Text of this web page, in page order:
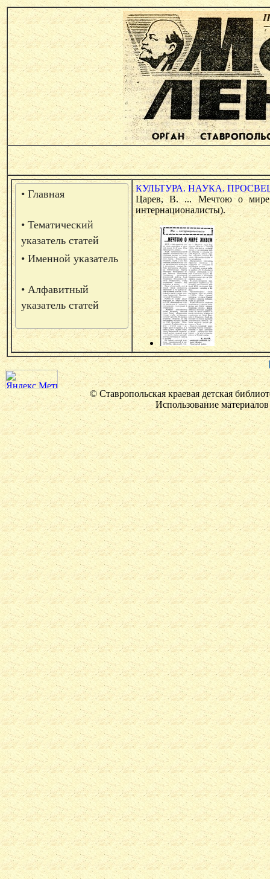
• Главная
• Тематический
указатель статей
• Именной указатель
• Алфавитный
указатель статей
КУЛЬТУРА. НАУКА.
Царев, В. ... Мечтою о
интернационалисты).
© Ставропольская краевая детская
Использование